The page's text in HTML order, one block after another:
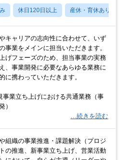
休日120日以上 産休・育休あり
キャリアの志向性に合わせて、いず
事業をメインに担当いただきます。
げフェーズのため、担当事業の実務
、事業開発に必要なあらゆる業務に
に携わっていただきます。
事業立ち上げにおける共通業務（事
）
…続きを読む
組織の事業推進・課題解決（プロジ
の推進、新事業立ち上げ、営業活動